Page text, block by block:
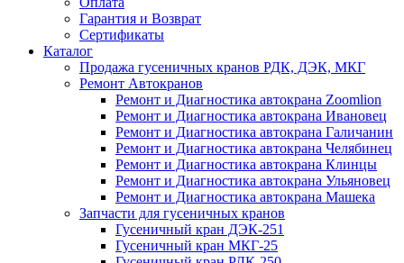
Гарантия и Возврат
Сертификаты
Каталог
Продажа гусеничных кранов РДК, ДЭК, МКГ
Ремонт Автокранов
Ремонт и Диагностика автокрана Zoomlion
Ремонт и Диагностика автокрана Ивановец
Ремонт и Диагностика автокрана Галичанин
Ремонт и Диагностика автокрана Челябинец
Ремонт и Диагностика автокрана Клинцы
Ремонт и Диагностика автокрана Ульяновец
Ремонт и Диагностика автокрана Машека
Запчасти для гусеничных кранов
Гусеничный кран ДЭК-251
Гусеничный кран МКГ-25